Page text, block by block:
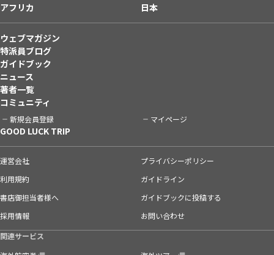
アフリカ
日本
ウェブマガジン
特派員ブログ
ガイドブック
ニュース
著者一覧
コミュニティ
新規会員登録 マイページ
GOOD LUCK TRIP
運営会社
プライバシーポリシー
利用規約
ガイドライン
書店御担当者様へ
ガイドブックに投稿する
採用情報
お問い合わせ
関連サービス